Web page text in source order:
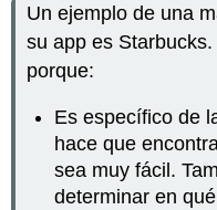
Un ejemplo de una
su app es
porque:
Es específico de
hace que
sea muy fácil.
determinar en